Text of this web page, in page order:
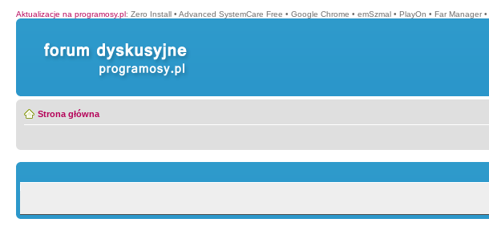
Aktualizacje na programosy.pl: Zero Install • Advanced SystemCare Free • Google Chrome • emSzmal • PlayOn • Far Manager •
Strona główna